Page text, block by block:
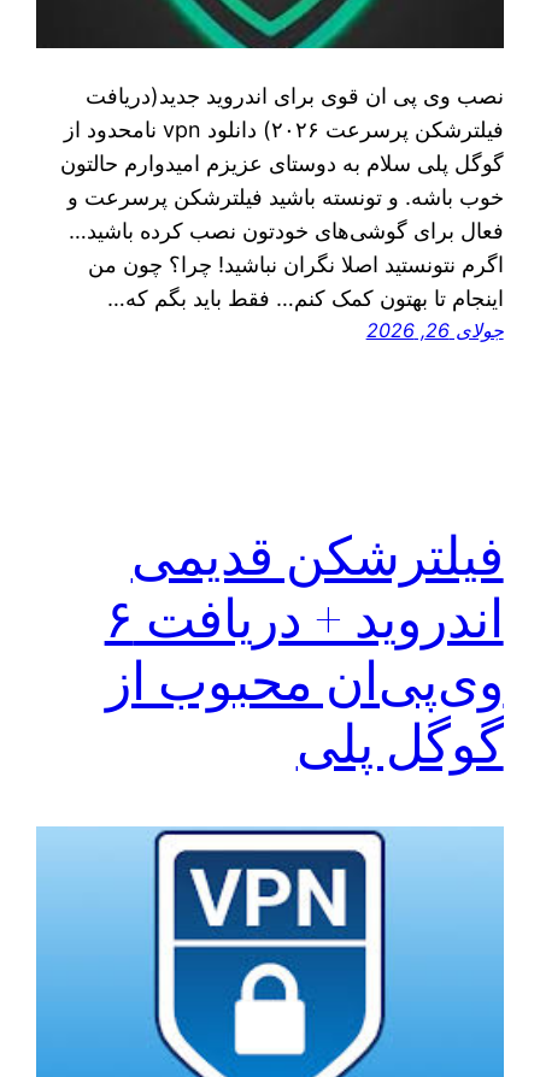
نصب وی پی ان قوی برای اندروید جدید(دریافت
فیلترشکن پرسرعت ۲۰۲۶) دانلود vpn نامحدود از
گوگل پلی سلام به دوستای عزیزم امیدوارم حالتون
خوب باشه. و تونسته باشید فیلترشکن پرسرعت و
فعال برای گوشی‌های خودتون نصب کرده باشید…
اگرم نتونستید اصلا نگران نباشید! چرا؟ چون من
اینجام تا بهتون کمک کنم… فقط باید بگم که…
جولای 26, 2026
فیلترشکن قدیمی
اندروید + دریافت ۶
وی‌پی‌ان محبوب از
گوگل پلی